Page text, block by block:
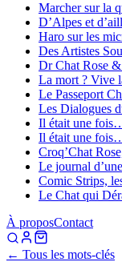
Marcher sur la
D’Alpes et
Haro sur les
Des Artistes
Dr Chat Rose
La mort ? Vive
Le Passeport
Les Dialogues
Il était une
Il était une
Croq’Chat
Le journal
Comic Strips,
Le Chat qui
À proposContact
← Tous les mots-clés